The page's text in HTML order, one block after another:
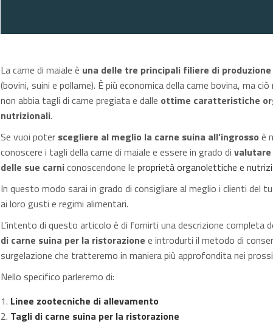
La carne di maiale è una delle tre principali filiere di
(bovini, suini e pollame). È più economica della carne bovina, ma
non abbia tagli di carne pregiata e dalle ottime caratteristiche
nutrizionali.
Se vuoi poter scegliere al meglio la carne suina all’ingrosso è
conoscere i tagli della carne di maiale e essere in grado di
delle sue carniconoscendone le proprietà organolettiche e
In questo modo sarai in grado di consigliare al meglio i clienti del
ai loro gusti e regimi alimentari.
L’intento di questo articolo è di fornirti una descrizione completa
di carne suina per la ristorazione e introdurti il metodo di
surgelazione che tratteremo in maniera più approfondita nei
Nello specifico parleremo di:
Linee zootecniche di allevamento
Tagli di carne suina per la ristorazione